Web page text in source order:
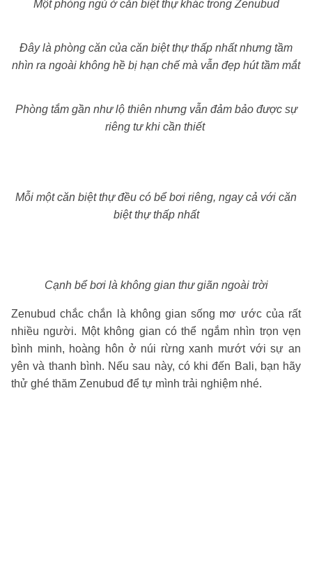
Một phòng ngủ ở căn biệt thự khác trong Zenubud
Đây là phòng căn của căn biệt thự thấp nhất nhưng tầm
nhìn ra ngoài không hề bị hạn chế mà vẫn đẹp hút tầm mắt
Phòng tắm gần như lộ thiên nhưng vẫn đảm bảo được sự
riêng tư khi cần thiết
Mỗi một căn biệt thự đều có bể bơi riêng, ngay cả với căn
biệt thự thấp nhất
Cạnh bể bơi là không gian thư giãn ngoài trời
Zenubud chắc chắn là không gian sống mơ ước của rất
nhiều người. Một không gian có thể ngắm nhìn trọn vẹn
bình minh, hoàng hôn ở núi rừng xanh mướt với sự an
yên và thanh bình. Nếu sau này, có khi đến Bali, bạn hãy
thử ghé thăm Zenubud để tự mình trải nghiệm nhé.